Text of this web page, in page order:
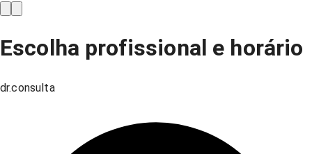
Escolha profissional e horário
dr.consulta